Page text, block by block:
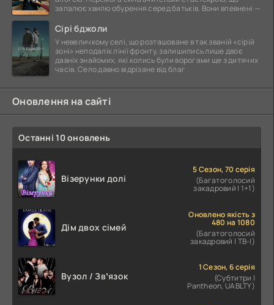
запалює хвилю обурення серед батьків. Вони впевнені —
Сірі бджоли
У невеличкому селі, що розташоване в так званій «сірій
зоні» неподалік лінії фронту, залишились лише двоє
давніх знайомих, які колись були ворогами ще з дитячих
часів. Село давно відрізане від благ
Оновлення на сайті
Останні 10 оновлень
Візерунки долі
5 Сезон, 70 серія
(Багатоголосий
закадровий | 1+1)
Дім двох сімей
Оновлено якість з
480 на 1080
(Багатоголосий
закадровий | ТВ-І)
Вузол / Звʼязок
1 Сезон, 6 серія
(Субтитри |
Pantheon, UABLTY)